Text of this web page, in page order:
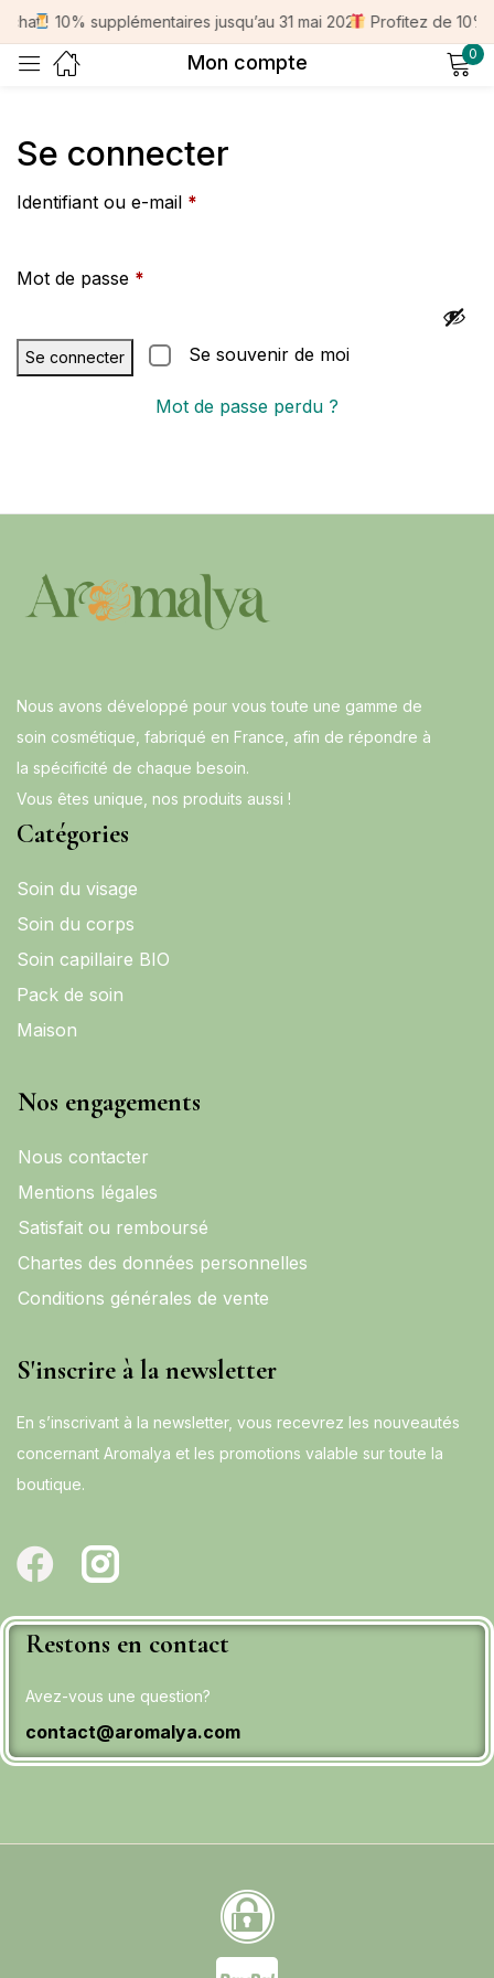
!10% supplémentaires jusqu’au 31 mai 2026Profitez de 10%
Mon compte 0
Se connecter
Identifiant ou e-mail *
Mot de passe *
Se souvenir de moi
Se connecter
Mot de passe perdu ?
Nous avons développé pour vous toute une gamme de
soin cosmétique, fabriqué en France, afin de répondre à
la spécificité de chaque besoin.
Vous êtes unique, nos produits aussi !
Catégories
Soin du visage
Soin du corps
Soin capillaire BIO
Pack de soin
Maison
Nos engagements
Nous contacter
Mentions légales
Satisfait ou remboursé
Chartes des données personnelles
Conditions générales de vente
S'inscrire à la newsletter
En s’inscrivant à la newsletter, vous recevrez les nouveautés
concernant Aromalya et les promotions valable sur toute la
boutique.
Restons en contact
Avez-vous une question?
contact@aromalya.com
Signe dans
Se souvenir de moi